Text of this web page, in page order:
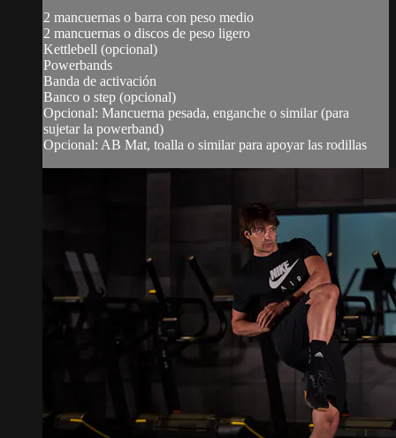
2 mancuernas o barra con peso medio
2 mancuernas o discos de peso ligero
Kettlebell (opcional)
Powerbands
Banda de activación
Banco o step (opcional)
Opcional: Mancuerna pesada, enganche o similar (para
sujetar la powerband)
Opcional: AB Mat, toalla o similar para apoyar las rodillas